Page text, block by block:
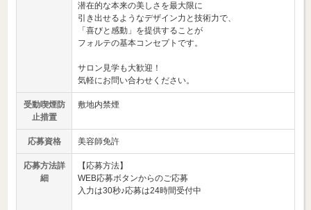
潜在的な本来の美しさを最大限に
引き出せるようなデザイン力と技術力で、
「喜びと感動」を提供することが
フォルテの基本コンセプトです。
サロン見学も大歓迎！
気軽にお問い合わせください。
受動喫煙防
止措置
敷地内禁煙
応募資格 美容師免許
応募方法詳
細
【応募方法】
WEB応募ボタンからのご応募
入力は30秒♪応募は24時間受付中